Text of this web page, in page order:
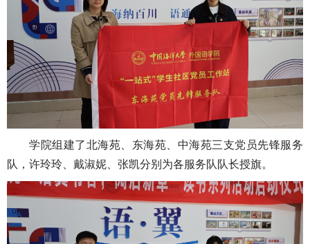
学院组建了北海苑、东海苑、中海苑三支党员先锋服务
队，许玲玲、戴淑妮、张凯分别为各服务队队长授旗。